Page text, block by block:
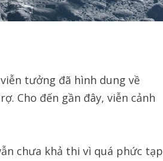
tưởng đã hình dung về
Cho đến gần đây, viễn cảnh
chưa khả thi vì quá phức tạp